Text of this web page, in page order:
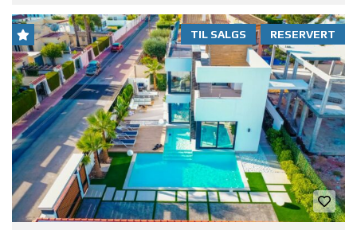
RESERVERT
TIL SALGS